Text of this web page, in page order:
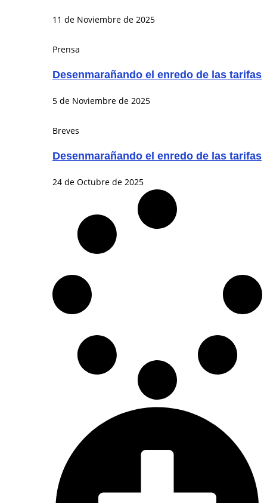
11 de Noviembre de 2025
Prensa
Desenmarañando el enredo de las tarifas
5 de Noviembre de 2025
Breves
Desenmarañando el enredo de las tarifas
24 de Octubre de 2025